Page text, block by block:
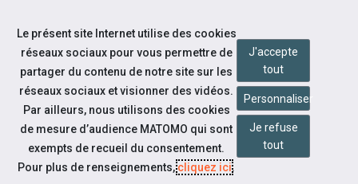
Aller au contenu
Le présent site Internet utilise des cookies
réseaux sociaux pour vous permettre de
partager du contenu de notre site sur les
réseaux sociaux et visionner des vidéos.
Par ailleurs, nous utilisons des cookies
de mesure d’audience MATOMO qui sont
exempts de recueil du consentement.
Pour plus de renseignements,cliquez ici.
J'accepte
tout
Personnaliser
Je refuse
tout